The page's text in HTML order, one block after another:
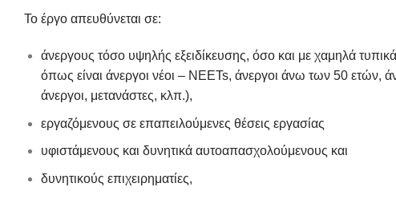
Το έργο απευθύνεται σε:
άνεργους τόσο υψηλής εξειδίκευσης, όσο και με χαμηλά
όπως είναι άνεργοι νέοι – NEETs, άνεργοι άνω των 50 ετών,
άνεργοι, μετανάστες, κλπ.),
εργαζόμενους σε επαπειλούμενες θέσεις εργασίας
υφιστάμενους και δυνητικά αυτοαπασχολούμενους και
δυνητικούς επιχειρηματίες,